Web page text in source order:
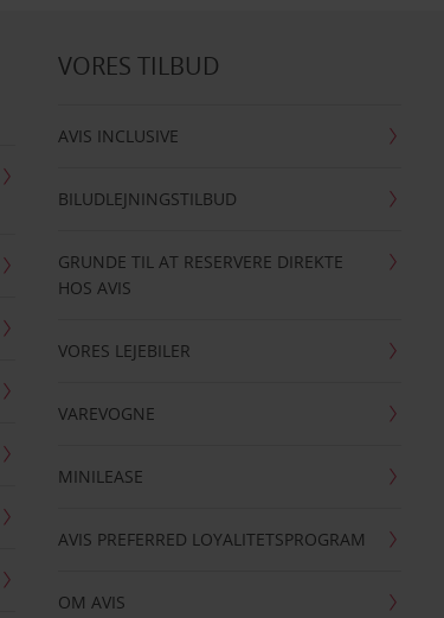
VORES TILBUD
AVIS INCLUSIVE
BILUDLEJNINGSTILBUD
GRUNDE TIL AT RESERVERE DIREKTE
HOS AVIS
VORES LEJEBILER
VAREVOGNE
MINILEASE
AVIS PREFERRED LOYALITETSPROGRAM
OM AVIS